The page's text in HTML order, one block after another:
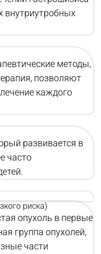
внутриутробных
методы,
позволяют
каждого
развивается в
часто
риска)
опухоль в первые
группа опухолей,
части